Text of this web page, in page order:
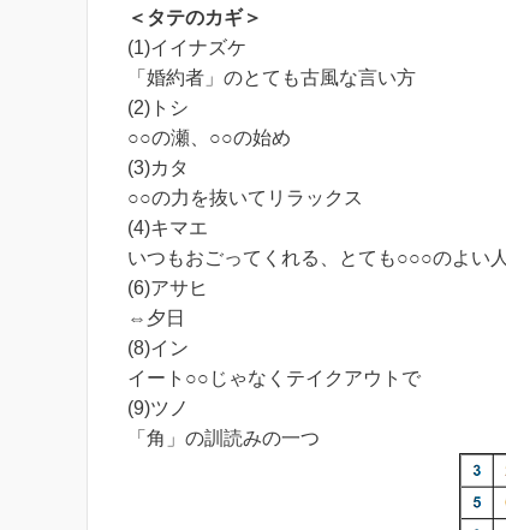
＜タテのカギ＞
(1)イイナズケ
「婚約者」のとても古風な言い方
(2)トシ
○○の瀬、○○の始め
(3)カタ
○○の力を抜いてリラックス
(4)キマエ
いつもおごってくれる、とても○○○のよい人
(6)アサヒ
⇔夕日
(8)イン
イート○○じゃなくテイクアウトで
(9)ツノ
「角」の訓読みの一つ